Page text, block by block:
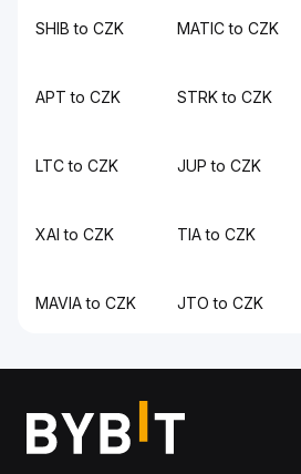
SHIB to CZK MATIC to CZK
APT to CZK STRK to CZK
LTC to CZK JUP to CZK
XAI to CZK TIA to CZK
MAVIA to CZK JTO to CZK